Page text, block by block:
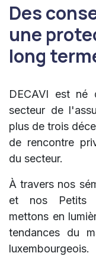
Des
une
long
DECAVI est né
secteur de
plus de trois
de rencontre
du secteur.
À travers nos
et nos Petits
mettons en
tendances du
luxembourgeois.